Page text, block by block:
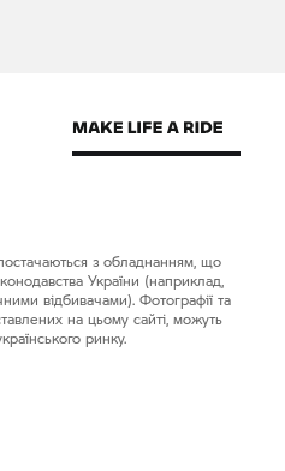
з обладнанням, що
України (наприклад,
відбивачами). Фотографії та
на цьому сайті, можуть
ринку.